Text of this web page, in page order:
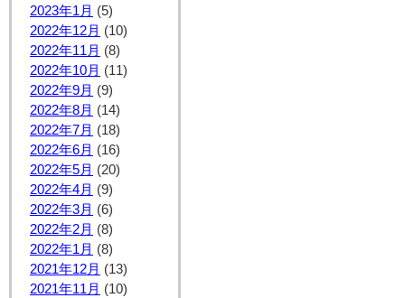
2023年1月 (5)
2022年12月 (10)
2022年11月 (8)
2022年10月 (11)
2022年9月 (9)
2022年8月 (14)
2022年7月 (18)
2022年6月 (16)
2022年5月 (20)
2022年4月 (9)
2022年3月 (6)
2022年2月 (8)
2022年1月 (8)
2021年12月 (13)
2021年11月 (10)